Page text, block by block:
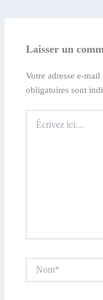
Laisser un
Votre adresse e-
obligatoires sont
ici…